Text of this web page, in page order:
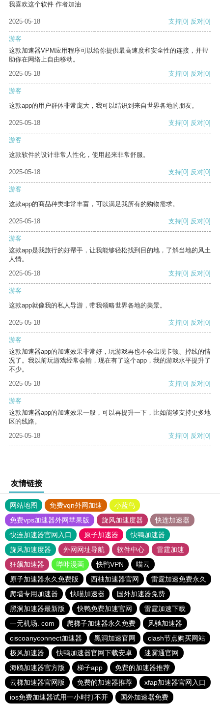
我喜欢这个软件 作者加油
2025-05-18 支持[0] 反对[0]
游客
这款加速器VPM应用程序可以给你提供最高速度和安全性的连接，并帮
助你在网络上自由移动。
2025-05-18
支持[0] 反对[0]
游客
这款app的用户群体非常庞大，我可以结识到来自世界各地的朋友。
2025-05-18 支持[0] 反对[0]
游客
这款软件的设计非常人性化，使用起来非常舒服。
2025-05-18 支持[0] 反对[0]
游客
这款app的商品种类非常丰富，可以满足我所有的购物需求。
2025-05-18 支持[0] 反对[0]
游客
这款app是我旅行的好帮手，让我能够轻松找到目的地，了解当地的风土
人情。
2025-05-18
支持[0] 反对[0]
游客
这款app就像我的私人导游，带我领略世界各地的美景。
2025-05-18 支持[0] 反对[0]
游客
这款加速器app的加速效果非常好，玩游戏再也不会出现卡顿、掉线的情
况了。我以前玩游戏经常会输，现在有了这个app，我的游戏水平提升了
不少。
2025-05-18
支持[0] 反对[0]
游客
这款加速器app的加速效果一般，可以再提升一下，比如能够支持更多地
区的线路。
2025-05-18
支持[0] 反对[0]
友情链接
网站地图 免费vqn外网加速
小蓝鸟
免费vps加速器外网苹果版
旋风加速度器
快连加速器
快连加速器官网入口
原子加速器
快鸭加速器
旋风加速度器
外网网址导航 软件中心
雷霆加速
狂飙加速器
哔咔漫画 快鸭VPN
喵云
原子加速器永久免费版
西柚加速器官网
雷霆加速免费永久
爬墙专用加速器
快喵加速器
国外加速器免费
黑洞加速器最新版
快鸭免费加速官网
雷霆加速下载
一元机场. com
爬梯子加速器永久免费
风驰加速器
ciscoanyconnect加速器
黑洞加速官网
clash节点购买网站
极风加速器
快鸭加速器官网下载安卓
迷雾通官网
海鸥加速器官方版
梯子app
免费的加速器推荐
云梯加速器官网版
免费的加速器推荐
xfap加速器官网入口
ios免费加速器试用一小时打不开
国外加速器免费